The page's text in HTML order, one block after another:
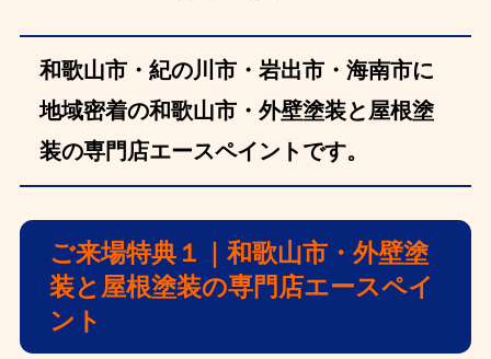
和歌山市・紀の川市・岩出市・海南市に
地域密着の和歌山市・外壁塗装と屋根塗
装の専門店エースペイントです。
ご来場特典１｜和歌山市・外壁塗
装と屋根塗装の専門店エースペイ
ント